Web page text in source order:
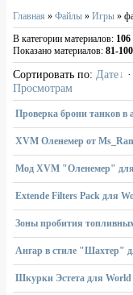
Главная » Файлы » Игры »
В категории материалов: 106
Показано материалов: 81-100
Сортировать по: Дате ·
Просмотрам
Проверка брони танков в
XVM Оленемер от
Мод XVM "Оленемер" для
Extende Filters Pack для
Зоны пробития
Ангар в стиле "Шахтер"
Шкурки Эстета для World